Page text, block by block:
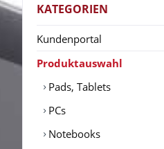
KATEGORIEN
Kundenportal
Produktauswahl
Pads, Tablets
PCs
Notebooks